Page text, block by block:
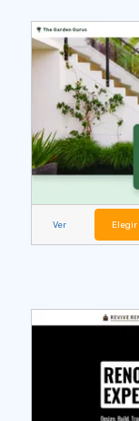
Ver Elegir